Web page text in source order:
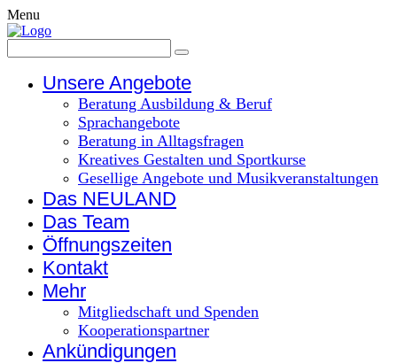
Menu
Unsere Angebote
Beratung Ausbildung & Beruf
Sprachangebote
Beratung in Alltagsfragen
Kreatives Gestalten und Sportkurse
Gesellige Angebote und Musikveranstaltungen
Das NEULAND
Das Team
Öffnungszeiten
Kontakt
Mehr
Mitgliedschaft und Spenden
Kooperationspartner
Ankündigungen